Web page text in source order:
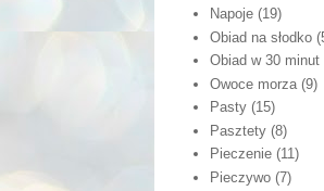
Napoje (19)
Obiad na słodko
Obiad w 30 minut
Owoce morza (9)
Pasty (15)
Pasztety (8)
Pieczenie (11)
Pieczywo (7)